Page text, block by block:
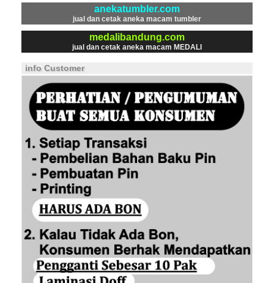
anekatumbler.com
jual dan cetak aneka macam tumbler
medalibandung.com
jual dan cetak aneka macam MEDALI
info Customer